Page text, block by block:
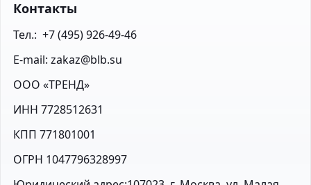
Контакты
Тел.:  +7 (495) 926-49-46
E-mail: zakaz@blb.su
ООО «ТРЕНД»
ИНН 7728512631
КПП 771801001
ОГРН 1047796328997